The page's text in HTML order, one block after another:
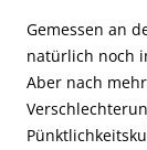
Gemessen an
natürlich noch
Aber nach